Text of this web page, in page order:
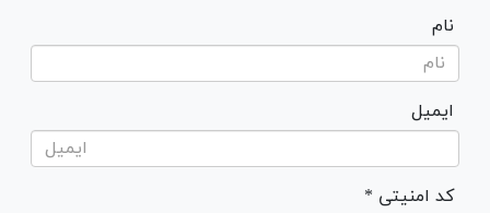
نام
ایمیل
* کد امنیتی